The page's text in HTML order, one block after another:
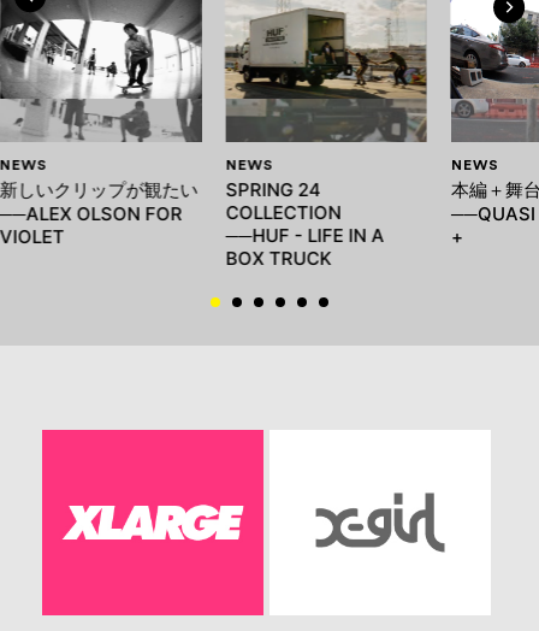
NEWS
新しいクリップが観たい
──ALEX OLSON FOR
VIOLET
NEWS
SPRING 24
COLLECTION
──HUF - LIFE IN A
BOX TRUCK
NEWS
本編＋舞
──QUASI
+